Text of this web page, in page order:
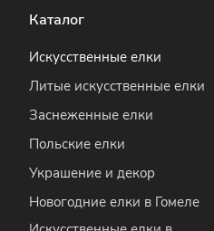
Каталог
Искусственные елки
Литые искусственные елки
Заснеженные елки
Польские елки
Украшение и декор
Новогодние елки в Гомеле